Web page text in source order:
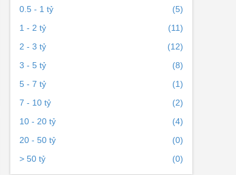
0.5 - 1 tỷ
(5)
1 - 2 tỷ
(11)
2 - 3 tỷ
(12)
3 - 5 tỷ
(8)
5 - 7 tỷ
(1)
7 - 10 tỷ
(2)
10 - 20 tỷ
(4)
20 - 50 tỷ
(0)
> 50 tỷ
(0)